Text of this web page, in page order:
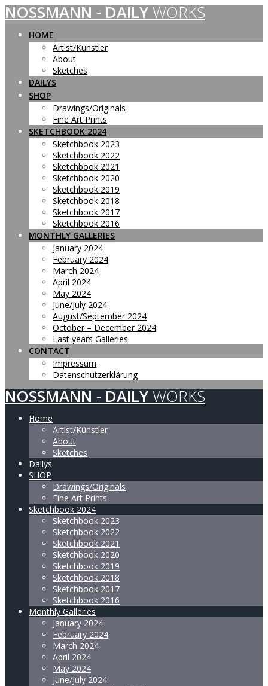
Skip
to
content
NOSSMANN - DAILY WORKS
HOME
Artist/Künstler
About
Sketches
DAILYS
SHOP
Drawings/Originals
Fine Art Prints
SKETCHBOOK 2024
Sketchbook 2023
Sketchbook 2022
Sketchbook 2021
Sketchbook 2020
Sketchbook 2019
Sketchbook 2018
Sketchbook 2017
Sketchbook 2016
MONTHLY GALLERIES
January 2024
February 2024
March 2024
April 2024
May 2024
June/July 2024
August/September 2024
October – December 2024
Last years Galleries
CONTACT
Impressum
Datenschutzerklärung
NOSSMANN - DAILY WORKS
Home
Artist/Künstler
About
Sketches
Dailys
SHOP
Drawings/Originals
Fine Art Prints
Sketchbook 2024
Sketchbook 2023
Sketchbook 2022
Sketchbook 2021
Sketchbook 2020
Sketchbook 2019
Sketchbook 2018
Sketchbook 2017
Sketchbook 2016
Monthly Galleries
January 2024
February 2024
March 2024
April 2024
May 2024
June/July 2024